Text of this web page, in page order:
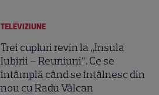
TELEVIZIUNE
Trei cupluri revin la „Insula
Iubirii – Reuniuni”. Ce se
întâmplă când se întâlnesc din
nou cu Radu Vâlcan